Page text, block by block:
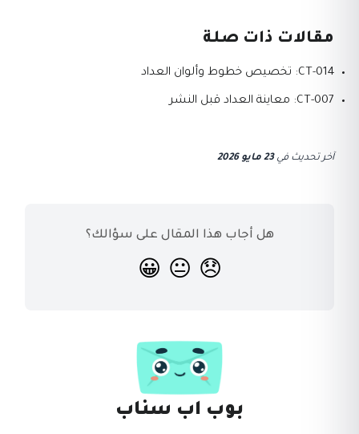
مقالات ذات صلة
CT-014: تخصيص خطوط وألوان العداد
CT-007: معاينة العداد قبل النشر
آخر تحديث في23 مايو 2026
هل أجاب هذا المقال على سؤالك؟
😞
😐
😀
بوب اب سناب